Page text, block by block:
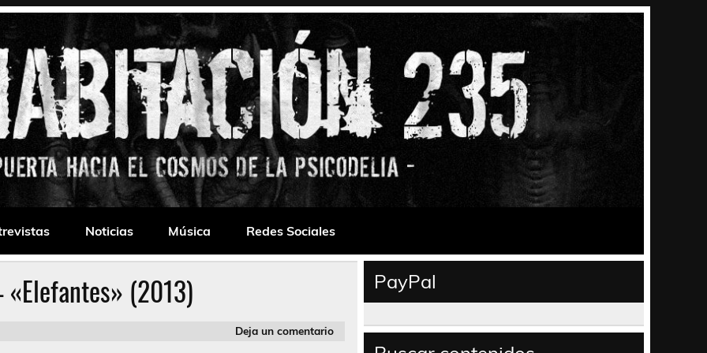
Noticias Música Redes Sociales
(2013)
Deja un comentario
PayPal